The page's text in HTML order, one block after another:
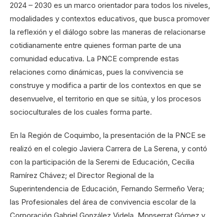
2024 – 2030 es un marco orientador para todos los niveles,
modalidades y contextos educativos, que busca promover
la reflexión y el diálogo sobre las maneras de relacionarse
cotidianamente entre quienes forman parte de una
comunidad educativa. La PNCE comprende estas
relaciones como dinámicas, pues la convivencia se
construye y modifica a partir de los contextos en que se
desenvuelve, el territorio en que se sitúa, y los procesos
socioculturales de los cuales forma parte.
En la Región de Coquimbo, la presentación de la PNCE se
realizó en el colegio Javiera Carrera de La Serena, y contó
con la participación de la Seremi de Educación, Cecilia
Ramírez Chávez; el Director Regional de la
Superintendencia de Educación, Fernando Sermeño Vera;
las Profesionales del área de convivencia escolar de la